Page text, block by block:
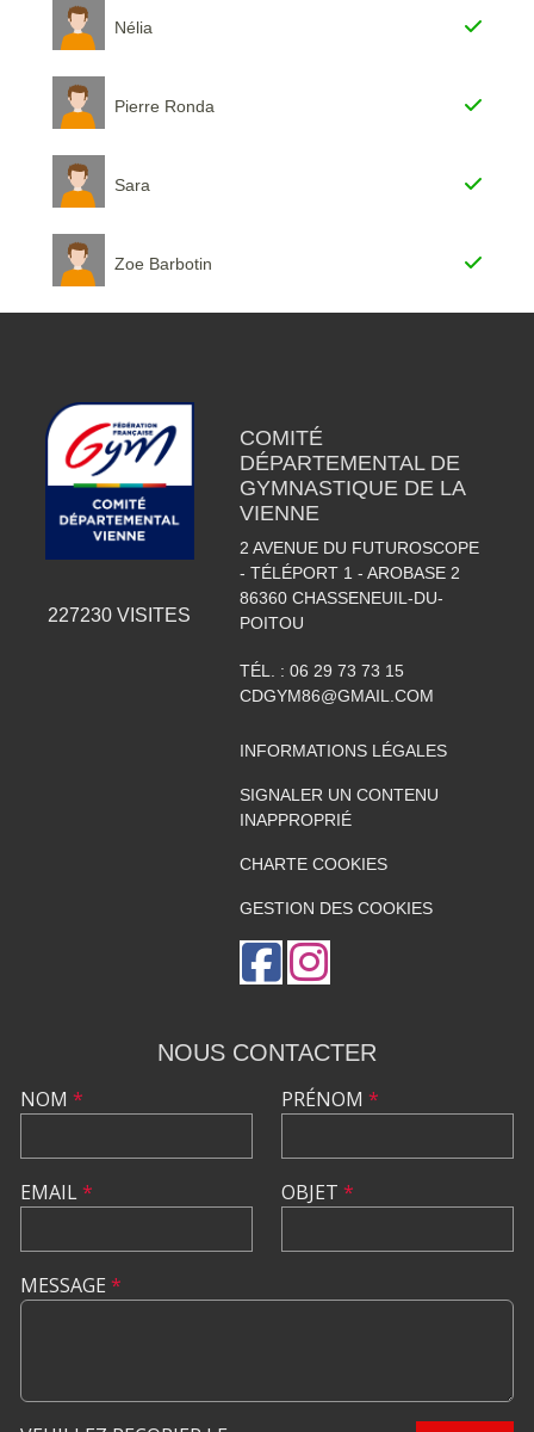
Nélia
Pierre Ronda
Sara
Zoe Barbotin
227230 VISITES
COMITÉ
DÉPARTEMENTAL DE
GYMNASTIQUE DE LA
VIENNE
2 AVENUE DU FUTUROSCOPE
- TÉLÉPORT 1 - AROBASE 2
86360 CHASSENEUIL-DU-
POITOU
TÉL. : 06 29 73 73 15
CDGYM86@GMAIL.COM
INFORMATIONS LÉGALES
SIGNALER UN CONTENU
INAPPROPRIÉ
CHARTE COOKIES
GESTION DES COOKIES
NOUS CONTACTER
NOM *
EMAIL*
PRÉNOM *
OBJET *
MESSAGE *